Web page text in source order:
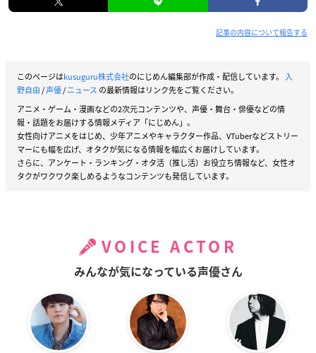
記事の内容について報告する
このページはkusuguru株式会社のにじめん編集部が作成・配信しています。 入
野自由/声優/ニュース の最新情報はリンク先をご覧ください。
アニメ・ゲーム・漫画などの2次元コンテンツや、声優・舞台・俳優などの情
報・話題をお届けする情報メディア「にじめん」。
女性向けアニメをはじめ、少年アニメやキャラクター作品、VTuberなどストリー
マーにも幅を広げ、オタクが気になる情報を幅広くお届けしています。
さらに、アンケート・ランキング・オタ活（推し活）お役立ち情報など、女性オ
タクがワクワク楽しめるようなコンテンツも発信しています。
VOICE ACTOR
みんなが気になっている声優さん